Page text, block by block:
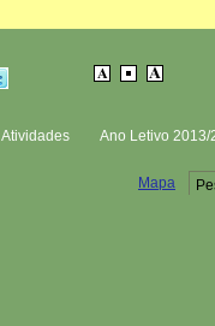
Atividades Ano Letivo 2013/
Mapa